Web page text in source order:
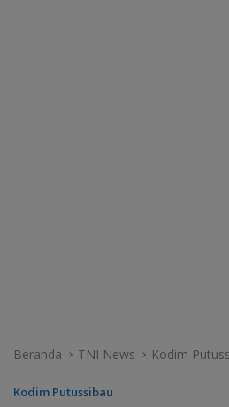
Beranda TNI News Kodim
Kodim Putussibau